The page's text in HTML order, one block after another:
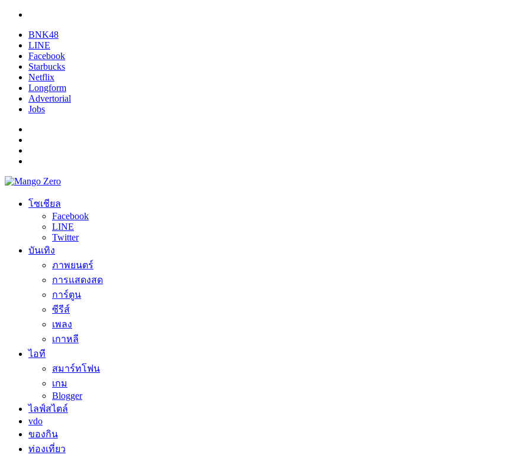
BNK48
LINE
Facebook
Starbucks
Netflix
Longform
Advertorial
Jobs
โซเชียล
Facebook
LINE
Twitter
บันเทิง
ภาพยนตร์
การแสดงสด
การ์ตูน
ซีรีส์
เพลง
เกาหลี
ไอที
สมาร์ทโฟน
เกม
Blogger
ไลฟ์สไตล์
vdo
ของกิน
ท่องเที่ยว